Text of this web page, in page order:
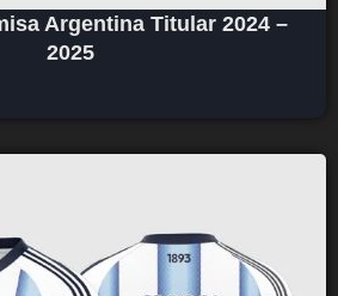
Argentina Titular 2024 –
2025